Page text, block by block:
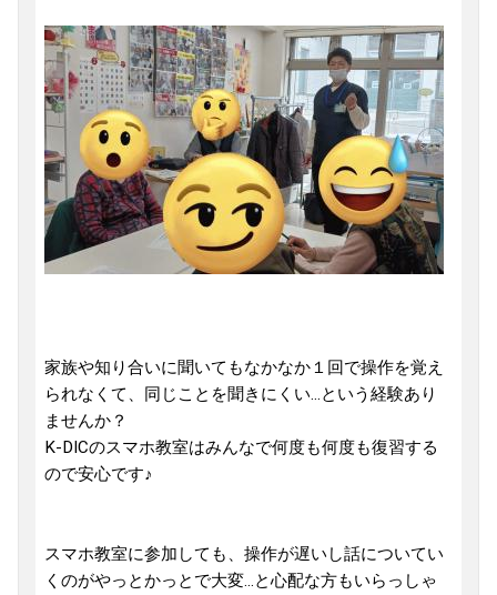
家族や知り合いに聞いてもなかなか１回で操作を覚え
られなくて、同じことを聞きにくい...という経験あり
ませんか？
K-DICのスマホ教室はみんなで何度も何度も復習する
ので安心です♪
スマホ教室に参加しても、操作が遅いし話についてい
くのがやっとかっとで大変...と心配な方もいらっしゃ